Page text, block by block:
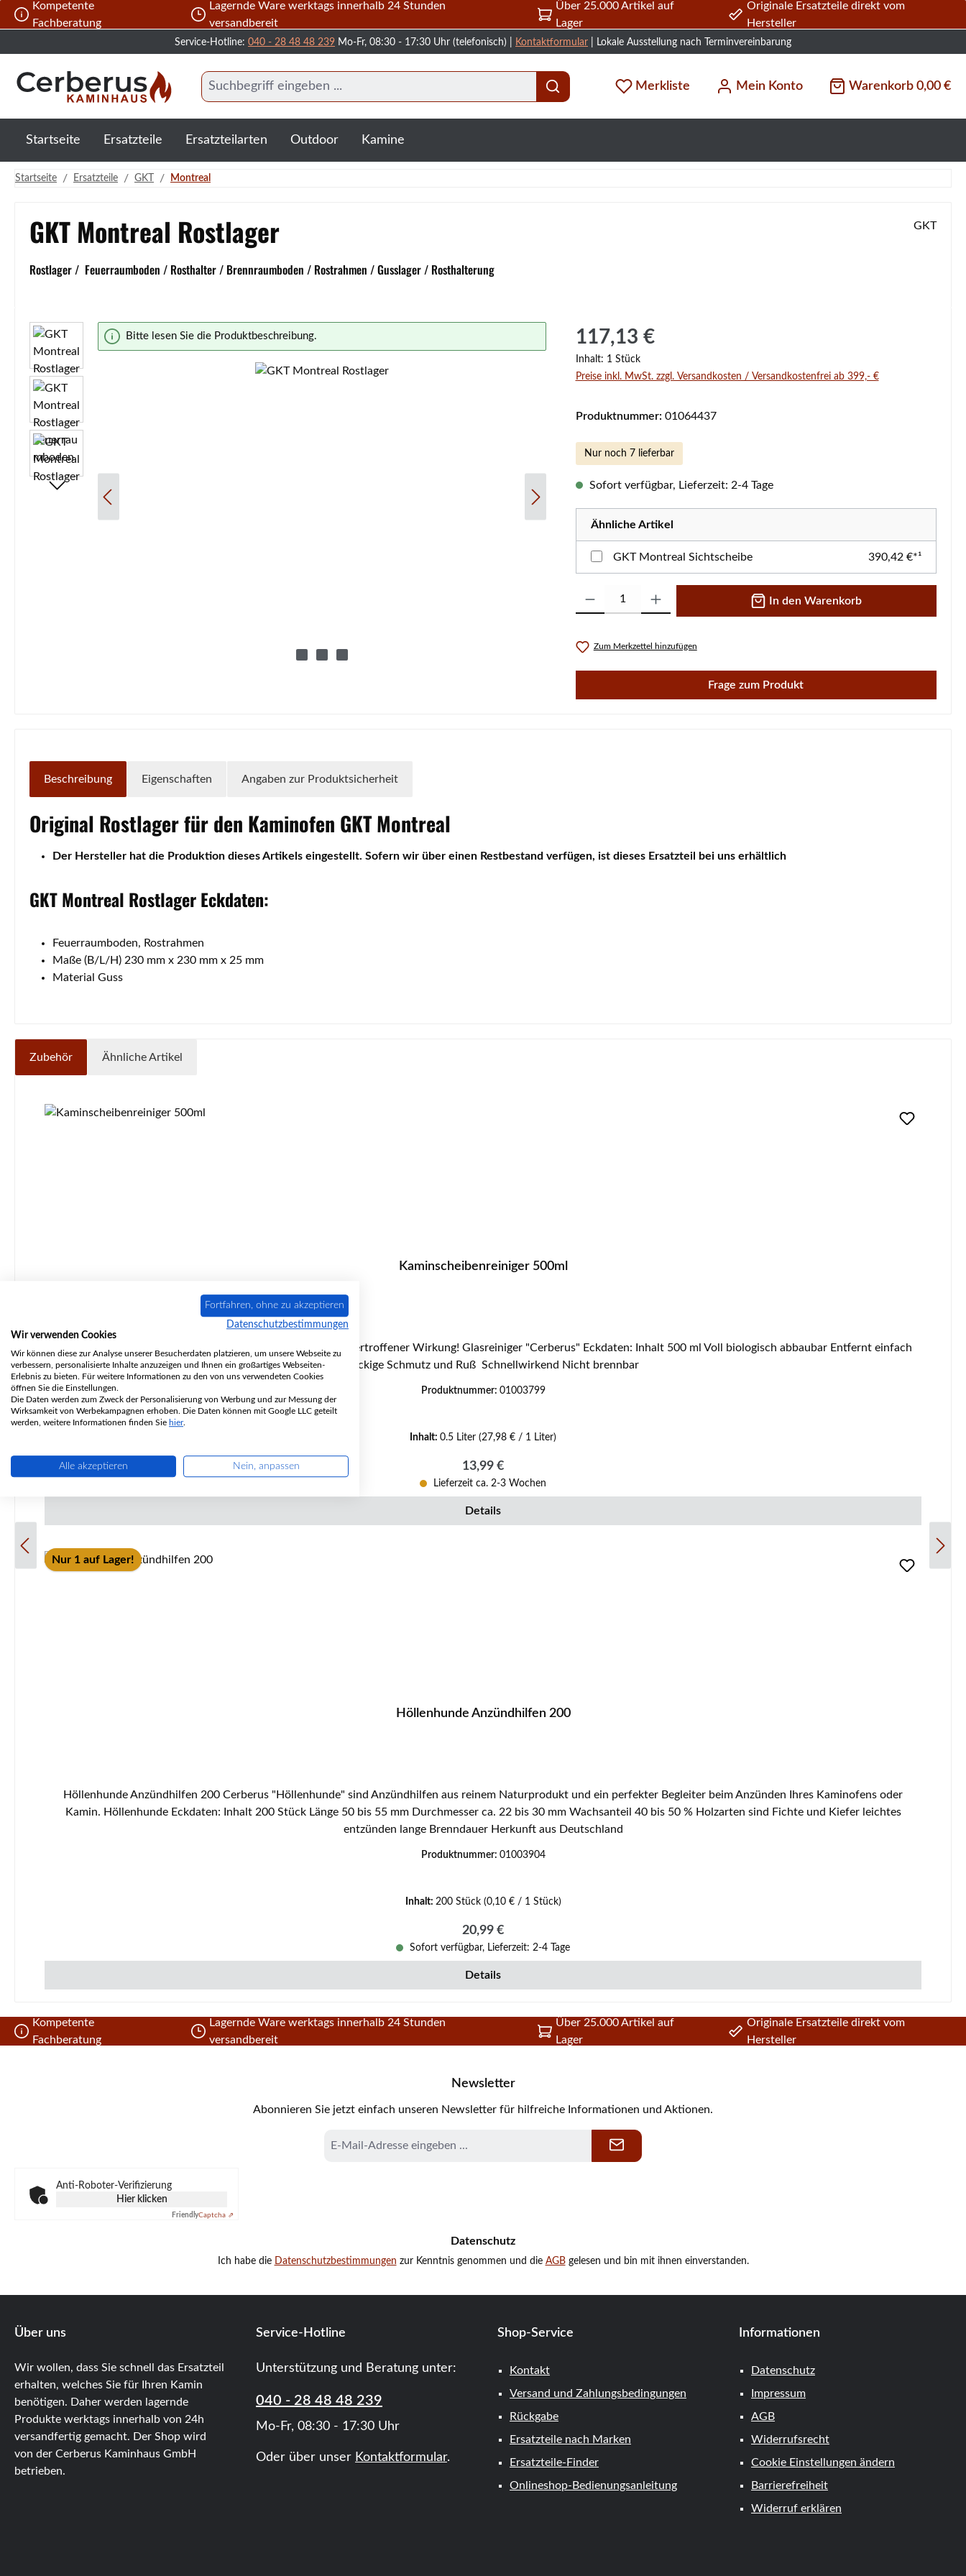
Hauptinhalt springen
Zur Suche springen
Zur Hauptnavigation springen
Kompetente
Fachberatung
Lagernde Ware werktags innerhalb 24 Stunden
versandbereit
Über 25.000 Artikel auf
Lager
Originale Ersatzteile direkt vom
Hersteller
Service-Hotline: 040 - 28 48 48 239 Mo-Fr, 08:30 - 17:30 Uhr (telefonisch) | Kontaktformular | Lokale Ausstellung nach Terminvereinbarung
Merkliste Mein Konto Warenkorb 0,00 €
Startseite Ersatzteile Ersatzteilarten Outdoor Kamine
Startseite / Ersatzteile / GKT / Montreal
GKT Montreal Rostlager
Rostlager / Feuerraumboden / Rosthalter / Brennraumboden / Rostrahmen / Gusslager / Rosthalterung
GKT
Bildergalerie überspringen
Bitte lesen Sie die Produktbeschreibung.
Regulärer Preis:
117,13 €
Inhalt: 1 Stück
Preise inkl. MwSt. zzgl. Versandkosten / Versandkostenfrei ab 399,- €
Produktnummer: 01064437
Nur noch 7 lieferbar
Sofort verfügbar, Lieferzeit: 2-4 Tage
Ähnliche Artikel
GKT Montreal Sichtscheibe 390,42 €*¹
Produkt Anzahl: Gib den gewünschten Wert ein oder benutze die Schaltflächen um die
In den Warenkorb
Zum Merkzettel hinzufügen
Frage zum Produkt
Beschreibung Eigenschaften Angaben zur Produktsicherheit
Original Rostlagerfür den Kaminofen GKTMontreal
Der Hersteller hat die Produktion dieses Artikels eingestellt. Sofern wir über einen Restbestand verfügen, ist dieses Ersatzteil bei uns erhältlich
GKTMontreal RostlagerEckdaten:
Feuerraumboden, Rostrahmen
Maße (B/L/H) 230 mm x 230 mm x 25 mm
Material Guss
Zubehör Ähnliche Artikel
Kaminscheibenreiniger 500ml
Kaminscheibenreiniger Ein neuzeitlicher Herdputz mit unübertroffener Wirkung! Glasreiniger "Cerberus" Eckdaten: Inhalt 500 ml Voll biologisch abbaubar Entfernt einfach
hartnäckige Schmutz und Ruß Schnellwirkend Nicht brennbar
Produktnummer: 01003799
Inhalt: 0.5 Liter (27,98 € / 1 Liter)
Regulärer Preis:
13,99 €
Lieferzeit ca. 2-3 Wochen
Details
Nur 1 auf Lager!
Höllenhunde Anzündhilfen 200
Höllenhunde Anzündhilfen 200 Cerberus "Höllenhunde" sind Anzündhilfen aus reinem Naturprodukt und ein perfekter Begleiter beim Anzünden Ihres Kaminofens oder
Kamin. Höllenhunde Eckdaten: Inhalt 200 Stück Länge 50 bis 55 mm Durchmesser ca. 22 bis 30 mm Wachsanteil 40 bis 50 % Holzarten sind Fichte und Kiefer leichtes
entzünden lange Brenndauer Herkunft aus Deutschland
Produktnummer: 01003904
Inhalt: 200 Stück (0,10 € / 1 Stück)
Regulärer Preis:
20,99 €
Sofort verfügbar, Lieferzeit: 2-4 Tage
Details
Kompetente
Fachberatung
Lagernde Ware werktags innerhalb 24 Stunden
versandbereit
Über 25.000 Artikel auf
Lager
Originale Ersatzteile direkt vom
Hersteller
Newsletter
Abonnieren Sie jetzt einfach unseren Newsletter für hilfreiche Informationen und Aktionen.
Mail-
Anti-Roboter-Verifizierung
Hier klicken
FriendlyCaptcha ⇗
Datenschutz
Ich habe die Datenschutzbestimmungen zur Kenntnis genommen und die AGBgelesen und bin mit ihnen einverstanden.
Über uns
Wir wollen, dass Sie schnell das Ersatzteil
erhalten, welches Sie für Ihren Kamin
benötigen. Daher werden lagernde
Produkte werktags innerhalb von 24h
versandfertig gemacht. Der Shop wird
von der Cerberus Kaminhaus GmbH
betrieben.
Service-Hotline
Unterstützung und Beratung unter:
040 - 28 48 48 239
Mo-Fr, 08:30 - 17:30 Uhr
Oder über unser Kontaktformular.
Shop-Service
Kontakt
Versand und Zahlungsbedingungen
Rückgabe
Ersatzteile nach Marken
Ersatzteile-Finder
Onlineshop-Bedienungsanleitung
Informationen
Datenschutz
Impressum
AGB
Widerrufsrecht
Cookie Einstellungen ändern
Barrierefreiheit
Widerruf erklären
Fortfahren, ohne zu akzeptieren
Datenschutzbestimmungen
Wir verwenden Cookies
Wir können diese zur Analyse unserer Besucherdaten platzieren, um unsere Webseite zu
verbessern, personalisierte Inhalte anzuzeigen und Ihnen ein großartiges Webseiten-
Erlebnis zu bieten. Für weitere Informationen zu den von uns verwendeten Cookies
öffnen Sie die Einstellungen.
Die Daten werden zum Zweck der Personalisierung von Werbung und zur Messung der
Wirksamkeit von Werbekampagnen erhoben. Die Daten können mit Google LLC geteilt
werden, weitere Informationen finden Sie hier.
Alle akzeptieren Nein, anpassen